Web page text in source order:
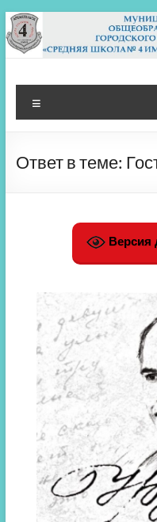
Перейти
к
содержимому
МБОУ СШ
Архангельск
Ответ в теме:
Версия